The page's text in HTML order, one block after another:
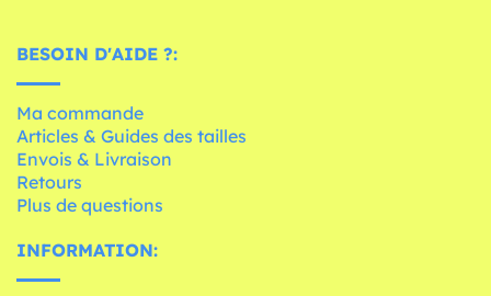
BESOIN D'AIDE ?:
Ma commande
Articles & Guides des tailles
Envois & Livraison
Retours
Plus de questions
INFORMATION: